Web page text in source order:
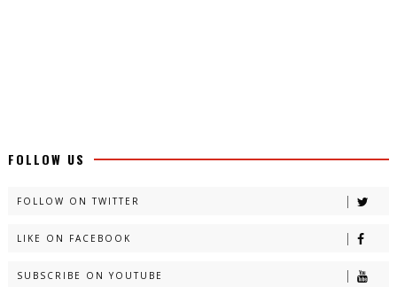
FOLLOW US
FOLLOW ON TWITTER
LIKE ON FACEBOOK
SUBSCRIBE ON YOUTUBE